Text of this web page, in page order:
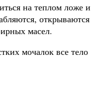
на теплом ложе и
открываются
масел.
мочалок все тело